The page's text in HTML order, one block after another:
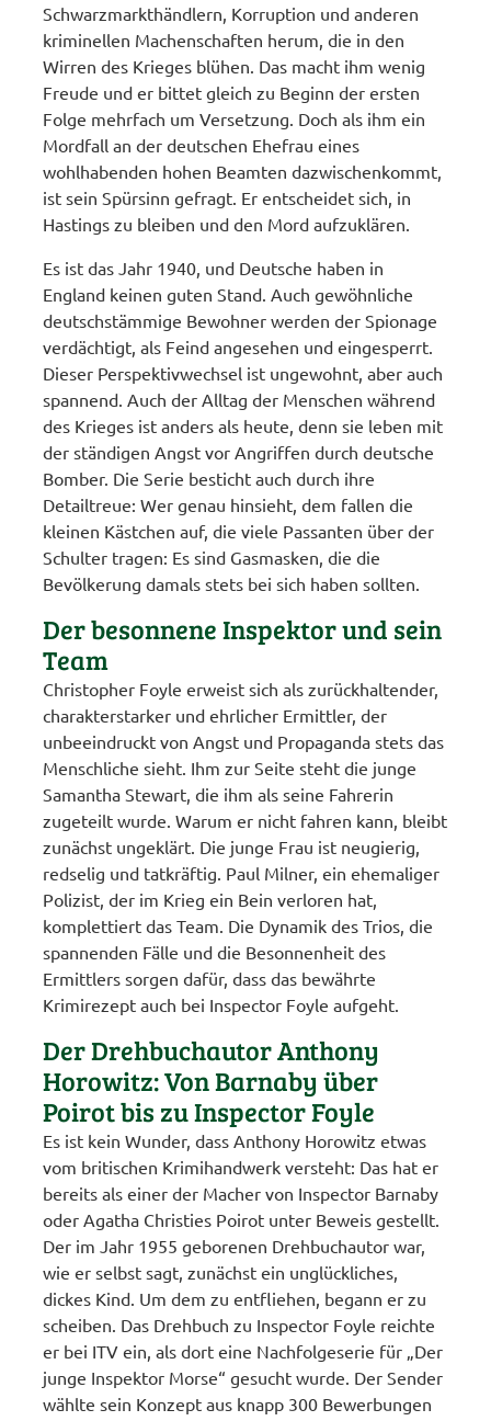
Schwarzmarkthändlern, Korruption und anderen
kriminellen Machenschaften herum, die in den
Wirren des Krieges blühen. Das macht ihm wenig
Freude und er bittet gleich zu Beginn der ersten
Folge mehrfach um Versetzung. Doch als ihm ein
Mordfall an der deutschen Ehefrau eines
wohlhabenden hohen Beamten dazwischenkommt,
ist sein Spürsinn gefragt. Er entscheidet sich, in
Hastings zu bleiben und den Mord aufzuklären.
Es ist das Jahr 1940, und Deutsche haben in
England keinen guten Stand. Auch gewöhnliche
deutschstämmige Bewohner werden der Spionage
verdächtigt, als Feind angesehen und eingesperrt.
Dieser Perspektivwechsel ist ungewohnt, aber auch
spannend. Auch der Alltag der Menschen während
des Krieges ist anders als heute, denn sie leben mit
der ständigen Angst vor Angriffen durch deutsche
Bomber. Die Serie besticht auch durch ihre
Detailtreue: Wer genau hinsieht, dem fallen die
kleinen Kästchen auf, die viele Passanten über der
Schulter tragen: Es sind Gasmasken, die die
Bevölkerung damals stets bei sich haben sollten.
Der besonnene Inspektor und sein
Team
Christopher Foyle erweist sich als zurückhaltender,
charakterstarker und ehrlicher Ermittler, der
unbeeindruckt von Angst und Propaganda stets das
Menschliche sieht. Ihm zur Seite steht die junge
Samantha Stewart, die ihm als seine Fahrerin
zugeteilt wurde. Warum er nicht fahren kann, bleibt
zunächst ungeklärt. Die junge Frau ist neugierig,
redselig und tatkräftig. Paul Milner, ein ehemaliger
Polizist, der im Krieg ein Bein verloren hat,
komplettiert das Team. Die Dynamik des Trios, die
spannenden Fälle und die Besonnenheit des
Ermittlers sorgen dafür, dass das bewährte
Krimirezept auch bei Inspector Foyle aufgeht.
Der Drehbuchautor Anthony
Horowitz: Von Barnaby über
Poirot bis zu Inspector Foyle
Es ist kein Wunder, dass Anthony Horowitz etwas
vom britischen Krimihandwerk versteht: Das hat er
bereits als einer der Macher von Inspector Barnaby
oder Agatha Christies Poirot unter Beweis gestellt.
Der im Jahr 1955 geborenen Drehbuchautor war,
wie er selbst sagt, zunächst ein unglückliches,
dickes Kind. Um dem zu entfliehen, begann er zu
scheiben. Das Drehbuch zu Inspector Foyle reichte
er bei ITV ein, als dort eine Nachfolgeserie für „Der
junge Inspektor Morse“ gesucht wurde. Der Sender
wählte sein Konzept aus knapp 300 Bewerbungen